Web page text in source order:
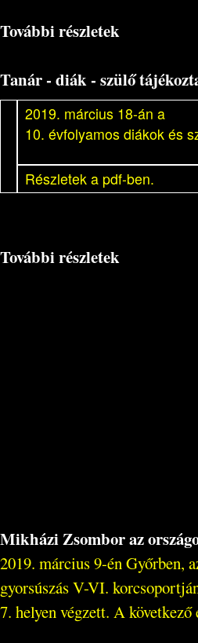
További részletek
Tanár - diák - szülő
2019. március 18-án a
10. évfolyamos diákok és
Részletek a pdf-ben.
További részletek
Mikházi Zsombor az
2019. március 9-én Győrben,
gyorsúszás V-VI.
7. helyen végzett. A